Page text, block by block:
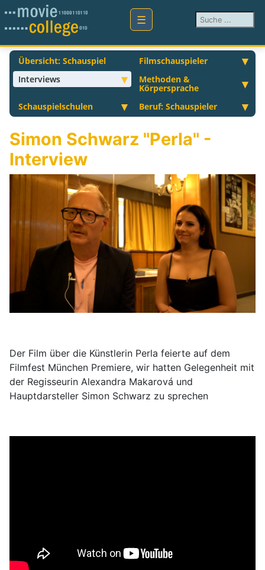
Suchen ...
Übersicht: Schauspiel
Filmschauspieler
Interviews
Methoden &
Körpersprache
Schauspielschulen
Beruf: Schauspieler
Simon Schwarz "Perla" -
Interview
Der Film über die Künstlerin Perla feierte auf dem
Filmfest München Premiere, wir hatten Gelegenheit mit
der Regisseurin Alexandra Makarová und
Hauptdarsteller Simon Schwarz zu sprechen